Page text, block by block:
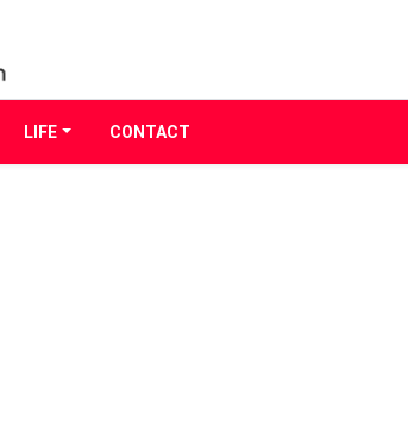
LIFE CONTACT